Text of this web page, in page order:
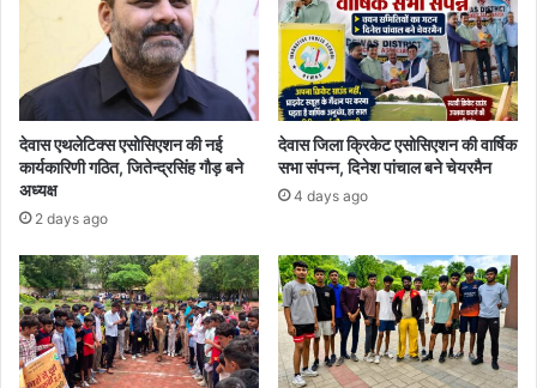
देवास एथलेटिक्स एसोसिएशन की नई
कार्यकारिणी गठित, जितेन्द्रसिंह गौड़ बने
अध्यक्ष
2 days ago
देवास जिला क्रिकेट एसोसिएशन की वार्षिक
सभा संपन्न, दिनेश पांचाल बने चेयरमैन
4 days ago